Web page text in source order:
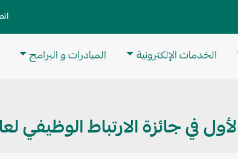
الخدمات الإلكترونية المبادرات و البرامج
في جائزة الارتباط الوظيفي لعام